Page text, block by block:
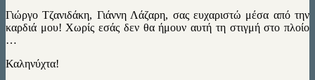
Γιώργο Τζανιδάκη, Γιάννη Λάζαρη, σας ευχαριστώ μέσα από την
καρδιά μου! Xωρίς εσάς δεν θα ήμουν αυτή τη στιγμή στο πλοίο
…
Καληνύχτα!